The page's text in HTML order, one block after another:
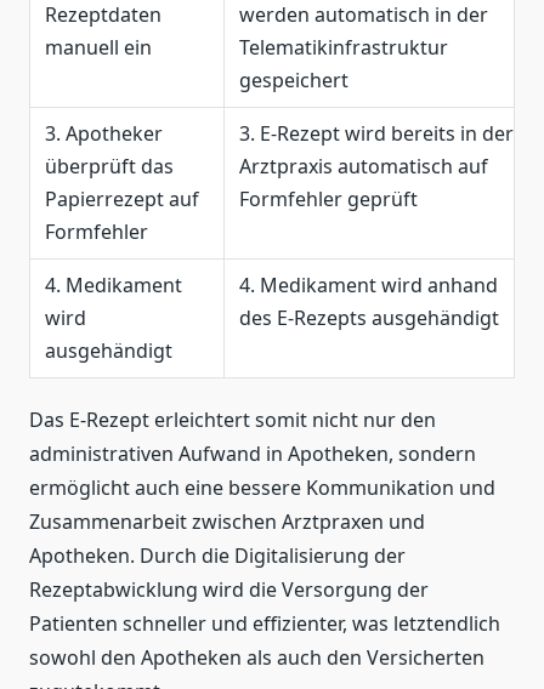
Rezeptdaten
manuell ein
werden automatisch in der
Telematikinfrastruktur
gespeichert
3. Apotheker
überprüft das
Papierrezept auf
Formfehler
3. E-Rezept wird bereits in der
Arztpraxis automatisch auf
Formfehler geprüft
4. Medikament
wird
ausgehändigt
4. Medikament wird anhand
des E-Rezepts ausgehändigt
Das E-Rezept erleichtert somit nicht nur den
administrativen Aufwand in Apotheken, sondern
ermöglicht auch eine bessere Kommunikation und
Zusammenarbeit zwischen Arztpraxen und
Apotheken. Durch die Digitalisierung der
Rezeptabwicklung wird die Versorgung der
Patienten schneller und effizienter, was letztendlich
sowohl den Apotheken als auch den Versicherten